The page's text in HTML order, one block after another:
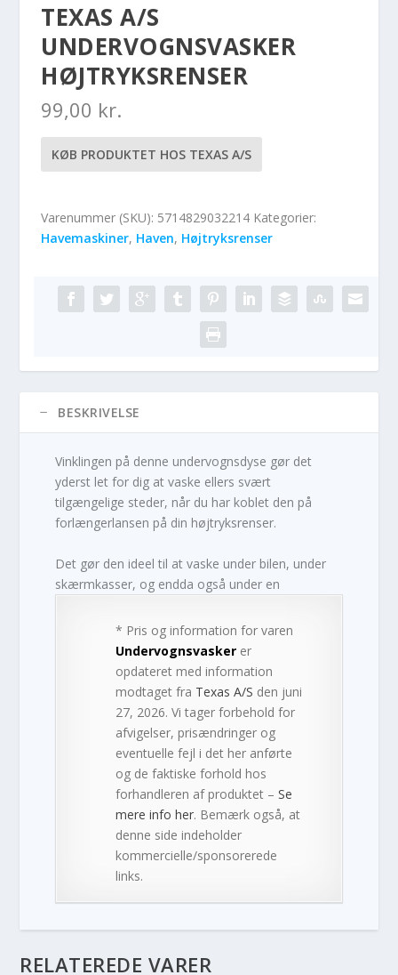
TEXAS A/S
UNDERVOGNSVASKER
HØJTRYKSRENSER
99,00 kr.
KØB PRODUKTET HOS TEXAS A/S
Varenummer (SKU): 5714829032214 Kategorier:
Havemaskiner, Haven, Højtryksrenser
BESKRIVELSE
Vinklingen på denne undervognsdyse gør det
yderst let for dig at vaske ellers svært
tilgængelige steder, når du har koblet den på
forlængerlansen på din højtryksrenser.
Det gør den ideel til at vaske under bilen, under
skærmkasser, og endda også under en
* Pris og information for varen
Undervognsvasker er
opdateret med information
modtaget fra Texas A/S den juni
27, 2026. Vi tager forbehold for
afvigelser, prisændringer og
eventuelle fejl i det her anførte
og de faktiske forhold hos
forhandleren af produktet –Se
mere info her. Bemærk også, at
denne side indeholder
kommercielle/sponsorerede
links.
RELATEREDE VARER